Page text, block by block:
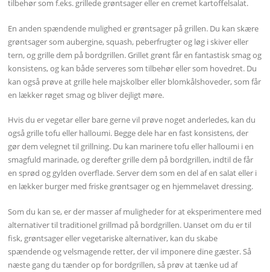
tilbehør som f.eks. grillede grøntsager eller en cremet kartoffelsalat.
En anden spændende mulighed er grøntsager på grillen. Du kan skære
grøntsager som aubergine, squash, peberfrugter og løg i skiver eller
tern, og grille dem på bordgrillen. Grillet grønt får en fantastisk smag og
konsistens, og kan både serveres som tilbehør eller som hovedret. Du
kan også prøve at grille hele majskolber eller blomkålshoveder, som får
en lækker røget smag og bliver dejligt møre.
Hvis du er vegetar eller bare gerne vil prøve noget anderledes, kan du
også grille tofu eller halloumi. Begge dele har en fast konsistens, der
gør dem velegnet til grillning. Du kan marinere tofu eller halloumi i en
smagfuld marinade, og derefter grille dem på bordgrillen, indtil de får
en sprød og gylden overflade. Server dem som en del af en salat eller i
en lækker burger med friske grøntsager og en hjemmelavet dressing.
Som du kan se, er der masser af muligheder for at eksperimentere med
alternativer til traditionel grillmad på bordgrillen. Uanset om du er til
fisk, grøntsager eller vegetariske alternativer, kan du skabe
spændende og velsmagende retter, der vil imponere dine gæster. Så
næste gang du tænder op for bordgrillen, så prøv at tænke ud af